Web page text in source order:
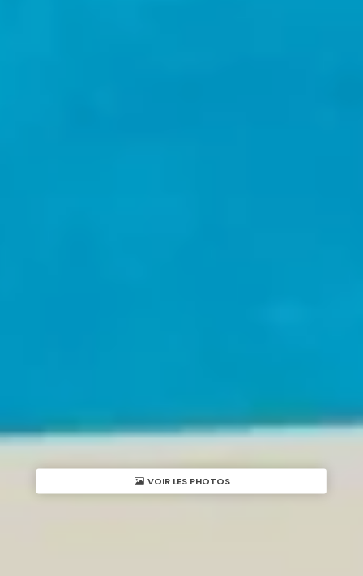
VOIR LES PHOTOS